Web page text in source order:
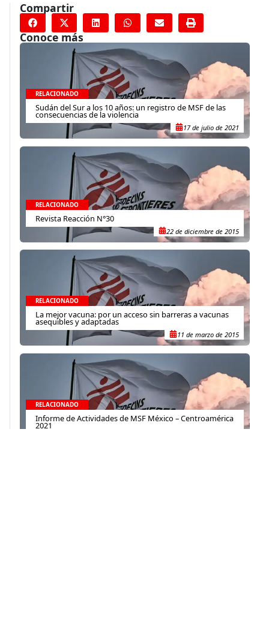
Compartir
Conoce más
RELACIONADO
Sudán del Sur a los 10 años: un registro de MSF de las
consecuencias de la violencia
17 de julio de 2021
RELACIONADO
Revista Reacción N°30
22 de diciembre de 2015
RELACIONADO
La mejor vacuna: por un acceso sin barreras a vacunas
asequibles y adaptadas
11 de marzo de 2015
RELACIONADO
Informe de Actividades de MSF México – Centroamérica
2021